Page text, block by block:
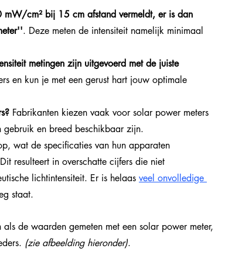
cm² bij 15 cm afstand vermeldt, er is dan
. Deze meten de intensiteit namelijk minimaal
metingen zijn uitgevoerd met de juiste
en kun je met een gerust hart jouw optimale
Fabrikanten kiezen vaak voor solar power meters
en breed beschikbaar zijn.
wat de specificaties van hun apparaten
resulteert in overschatte cijfers die niet
lichtintensiteit. Er is helaas veel onvolledige
staat.
de waarden gemeten met een solar power meter,
(zie afbeelding hieronder).